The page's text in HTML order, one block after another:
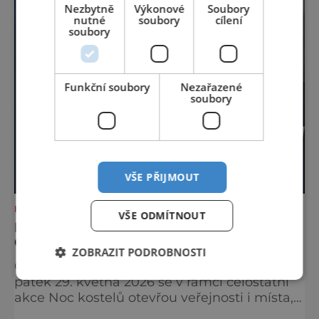
NEJKRÁSNĚJŠÍ PAMÁTKY
NOC KOSTELŮ 2026 V HUSOVĚ SBORU V
CHEBU
Odhalte tajemství chebské Schlaraffie V
pátek 29. května 2026 se v rámci celostátní
akce Noc kostelů otevřou veřejnosti i místa,
Nezbytně
nutné
soubory
Výkonové
soubory
Soubory
cílení
Funkční soubory
Nezařazené
soubory
VŠE PŘIJMOUT
VŠE ODMÍTNOUT
ZOBRAZIT PODROBNOSTI